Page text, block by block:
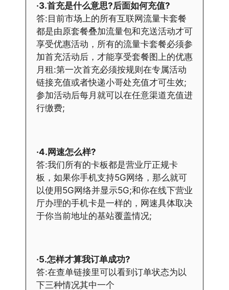
·3.首充是什么意思?后面如何充值?
答:目前市场上的所有互联网流量卡套餐
都是由原套餐叠加流量包和充送活动才可
享受优惠活动，所有的流量卡套餐必须参
加首充活动后，才能享受套餐图上的优惠
月租:第一次首充必须按规则在专属活动
链接充值或者快递小哥处充值才可生效;
参加活动后每月就可以在任意渠道充值进
行缴费;
·4.网速怎么样?
答:我们所有的卡板都是营业厅正规卡
板，如果你手机支持5G网络，那么就可
以使用5G网络并显示5G;和你在线下营业
厅办理的手机卡是一样的，网速具体取决
于你当前地址的基站覆盖情况;
·5.怎样才算我订单成功?
答:在查单链接里可以看到订单状态为以
下三种情况其中一个